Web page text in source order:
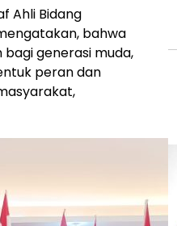
Ahli Bidang
bahwa
generasi muda,
peran dan